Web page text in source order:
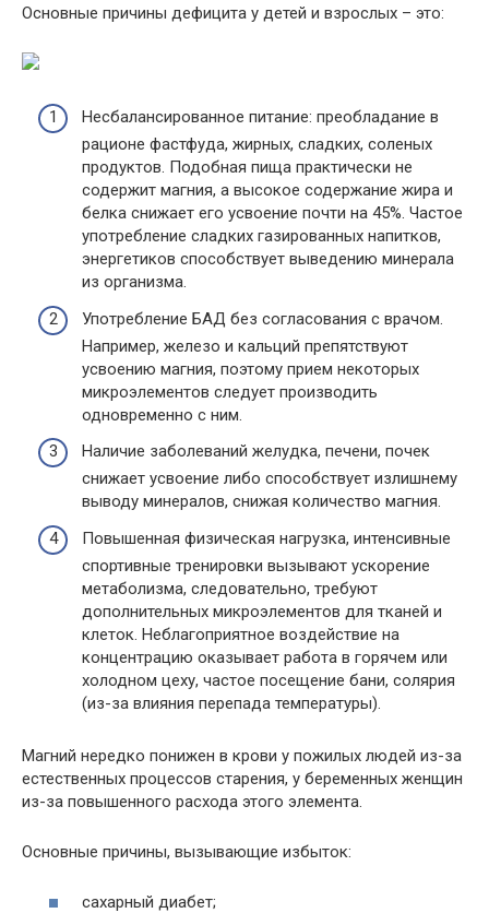
Основные причины дефицита у детей и взрослых – это:
Несбалансированное питание: преобладание в
рационе фастфуда, жирных, сладких, соленых
продуктов. Подобная пища практически не
содержит магния, а высокое содержание жира и
белка снижает его усвоение почти на 45%. Частое
употребление сладких газированных напитков,
энергетиков способствует выведению минерала
из организма.
Употребление БАД без согласования с врачом.
Например, железо и кальций препятствуют
усвоению магния, поэтому прием некоторых
микроэлементов следует производить
одновременно с ним.
Наличие заболеваний желудка, печени, почек
снижает усвоение либо способствует излишнему
выводу минералов, снижая количество магния.
Повышенная физическая нагрузка, интенсивные
спортивные тренировки вызывают ускорение
метаболизма, следовательно, требуют
дополнительных микроэлементов для тканей и
клеток. Неблагоприятное воздействие на
концентрацию оказывает работа в горячем или
холодном цеху, частое посещение бани, солярия
(из-за влияния перепада температуры).
Магний нередко понижен в крови у пожилых людей из-за
естественных процессов старения, у беременных женщин
из-за повышенного расхода этого элемента.
Основные причины, вызывающие избыток:
сахарный диабет;